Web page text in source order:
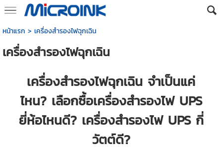
หน้าแรก > เครื่องสำรองไฟฉุกเฉิน
เครื่องสำรองไฟฉุกเฉิน
เครื่องสำรองไฟฉุกเฉิน จำเป็นแค่
ไหน? เลือกซื้อเครื่องสำรองไฟ UPS
ยี่ห้อไหนดี? เครื่องสำรองไฟ UPS กี่
วัตต์ดี?